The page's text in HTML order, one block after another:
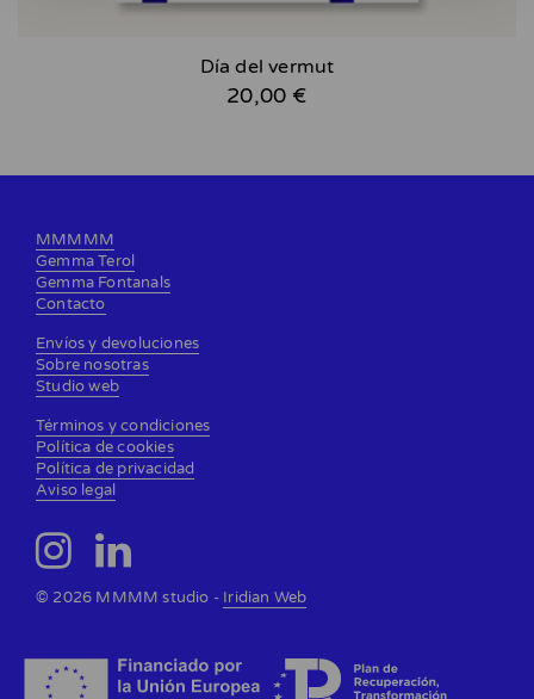
Día del vermut
20,00 €
MMMMM
Gemma Terol
Gemma Fontanals
Contacto
Envíos y devoluciones
Sobre nosotras
Studio web
Términos y condiciones
Política de cookies
Política de privacidad
Aviso legal
© 2026 MMMM studio - Iridian Web